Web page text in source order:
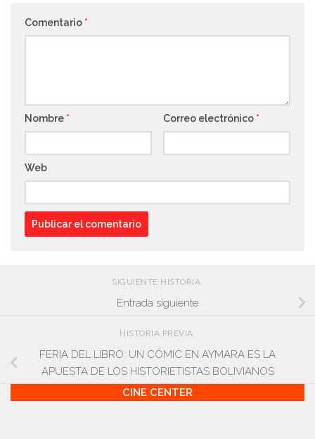
Comentario *
Nombre * Correo electrónico *
Web
SIGUIENTE HISTORIA
Entrada siguiente
HISTORIA PREVIA
FERIA DEL LIBRO: UN CÓMIC EN AYMARA ES LA
APUESTA DE LOS HISTORIETISTAS BOLIVIANOS
CINE CENTER